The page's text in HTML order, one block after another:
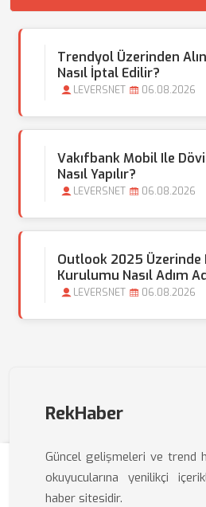
Trendyol Üzerinden
Nasıl İptal Edilir?
LEVERSNET 06.08.2026
Vakıfbank Mobil Ile
Nasıl Yapılır?
LEVERSNET 06.08.2026
Outlook 2025 Üzerinde
Kurulumu Nasıl Adım
LEVERSNET 06.08.2026
RekHaber
Güncel gelişmeleri ve trend
okuyucularına yenilikçi
haber sitesidir.